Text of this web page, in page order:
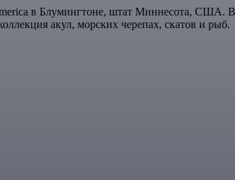
в Блумингтоне, штат Миннесота, США.
акул, морских черепах, скатов и рыб.